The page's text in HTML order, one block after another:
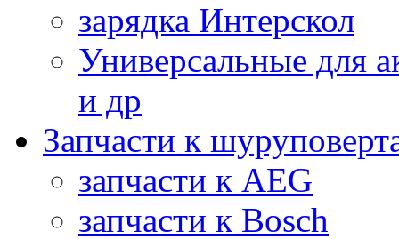
зарядка Интерскол
Универсальные для
и др
Запчасти к
запчасти к AEG
запчасти к Bosch